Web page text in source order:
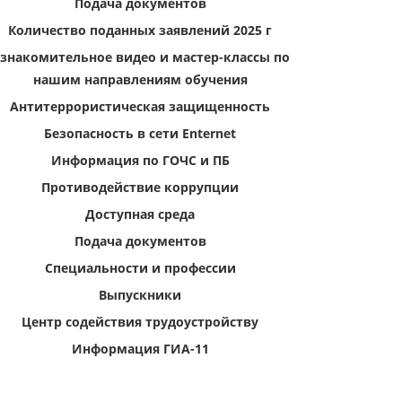
Количество поданных заявлений 2025 г
видео и мастер-классы по
нашим направлениям обучения
Антитеррористическая защищенность
Безопасность в сети Enternet
Информация по ГОЧС и ПБ
Противодействие коррупции
Доступная среда
Подача документов
Специальности и профессии
Выпускники
Центр содействия трудоустройству
Информация ГИА-11